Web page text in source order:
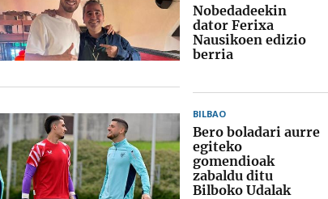
Nobedadeekin
dator Ferixa
Nausikoen edizio
berria
BILBAO
Bero boladari aurre
egiteko
gomendioak
zabaldu ditu
Bilboko Udalak